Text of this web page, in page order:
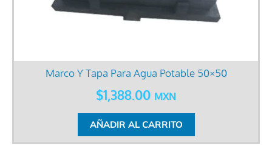
Marco Y Tapa Para Agua Potable 50×50
$1,388.00 MXN
AÑADIR AL CARRITO